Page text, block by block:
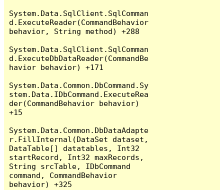
System.Data.SqlClient.SqlComman
d.ExecuteReader(CommandBehavior
behavior, String method) +288
System.Data.SqlClient.SqlComman
d.ExecuteDbDataReader(CommandBe
havior behavior) +171
System.Data.Common.DbCommand.Sy
stem.Data.IDbCommand.ExecuteRea
der(CommandBehavior behavior)
+15
System.Data.Common.DbDataAdapte
r.FillInternal(DataSet dataset,
DataTable[] datatables, Int32
startRecord, Int32 maxRecords,
String srcTable, IDbCommand
command, CommandBehavior
behavior) +325